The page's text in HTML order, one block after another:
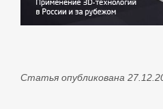
Статья опубликована